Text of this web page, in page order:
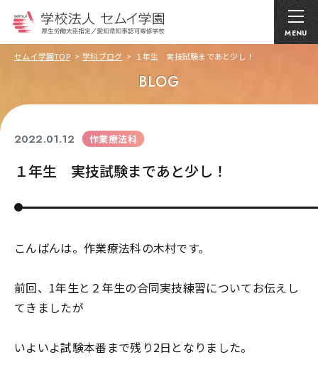
MENU
セムイ学園TOP 学科ブログ １年生 実技試験まであと少し！
BLOG
2022.01.12 作業療法科
１年生 実技試験まであと少し！
こんばんは。作業療法科の木村です。
前回、1年生と２年生の合同実技練習についてお伝えし
てきましたが
いよいよ試験本番まで残り2日となりました。